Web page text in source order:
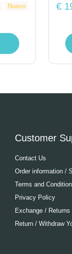
Nuevo €
Customer
Contact Us
Order information /
Terms and
Privacy Policy
Exchange / Returns
Return / Withdraw